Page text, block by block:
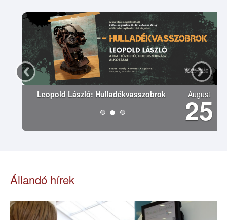
Leopold László: Hulladékvasszobrok August
25
Állandó hírek